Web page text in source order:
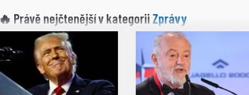
🔥 Právě nejčtenější v kategorii Zprávy